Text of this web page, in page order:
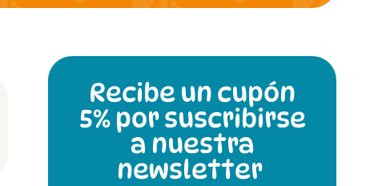
Magical Shoes
Stitch & Walk
OmaKing
Snugi
Titanitos
Tikki
Recibe un cupón
5% por suscribirse
a nuestra
newsletter